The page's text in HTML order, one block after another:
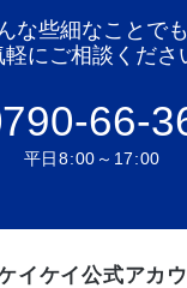
な些細なことでも
軽にご相談くださ
66-
平日8:00～17:00
イケイ公式アカ